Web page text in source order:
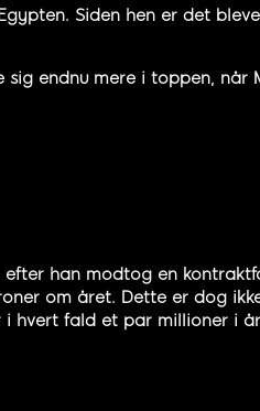
Siden hen er det
endnu mere i toppen, når
han modtog en
om året. Dette er dog
i hvert fald et par millioner i